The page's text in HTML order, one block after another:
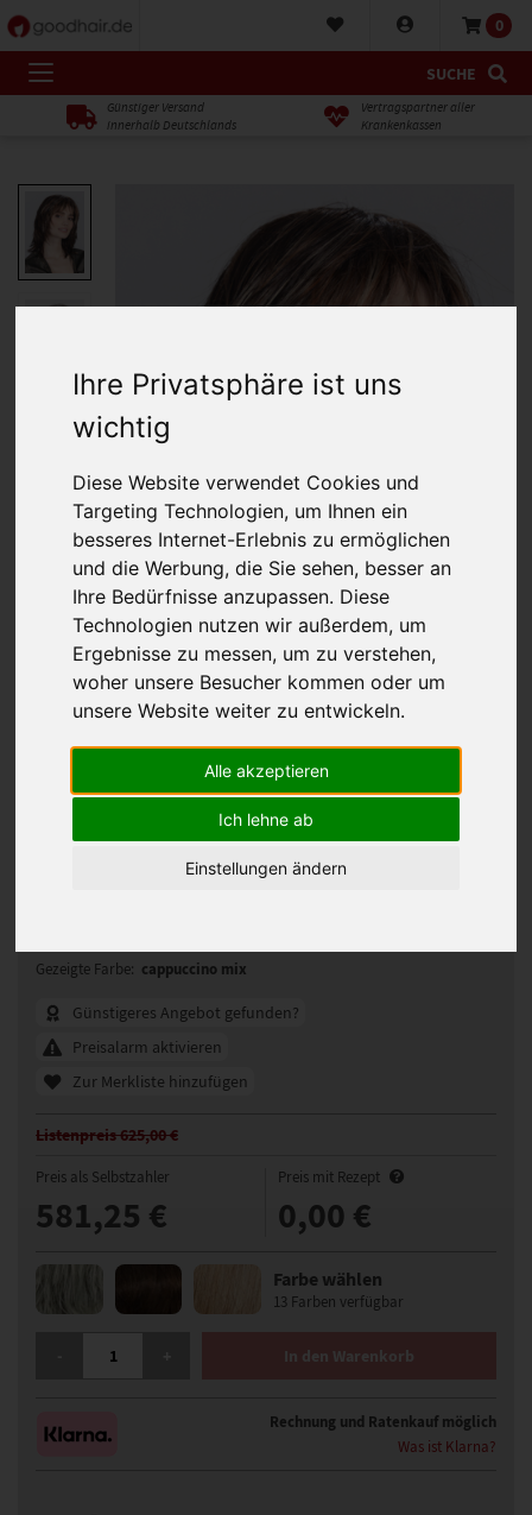
Ihre Privatsphäre ist uns
wichtig
Diese Website verwendet Cookies und
Targeting Technologien, um Ihnen ein
besseres Internet-Erlebnis zu ermöglichen
und die Werbung, die Sie sehen, besser an
Ihre Bedürfnisse anzupassen. Diese
Technologien nutzen wir außerdem, um
Ergebnisse zu messen, um zu verstehen,
woher unsere Besucher kommen oder um
unsere Website weiter zu entwickeln.
Alle akzeptieren
Ich lehne ab
Einstellungen ändern
0
SUCHE
Günstiger Versand
innerhalb Deutschlands
Vertragspartner aller
Krankenkassen
Gezeigte Farbe: cappuccino mix
Günstigeres Angebot gefunden?
Preisalarm aktivieren
Zur Merkliste hinzufügen
Listenpreis 625,00 €
Preis als Selbstzahler
581,25 €
Preis mit Rezept
0,00 €
Farbe wählen
13 Farben verfügbar
In den Warenkorb
Rechnung und Ratenkauf möglich
Was ist Klarna?